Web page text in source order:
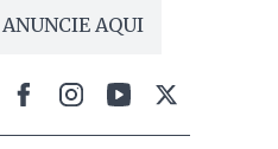
ANUNCIE AQUI